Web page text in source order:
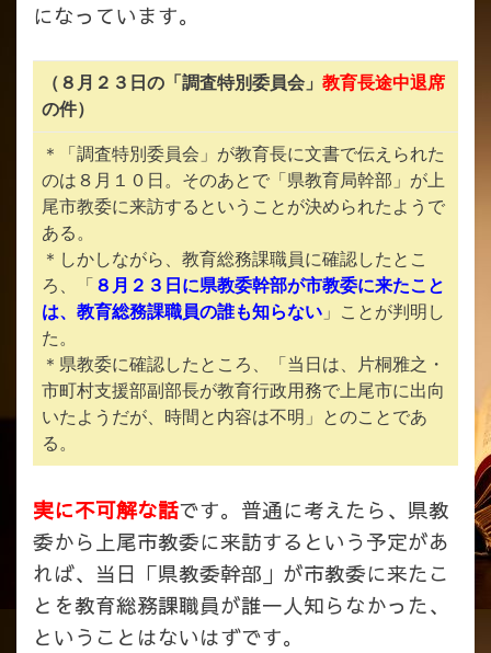
になっています。
（８月２３日の「調査特別委員会」 教育長途中退席
の件）
＊「調査特別委員会」が教育長に文書で伝えられた
のは８月１０日。そのあとで「県教育局幹部」が上
尾市教委に来訪するということが決められたようで
ある。
＊しかしながら、教育総務課職員に確認したとこ
ろ、「 ８月２３日に県教委幹部が市教委に来たこと
は、教育総務課職員の誰も知らない 」ことが判明し
た。
＊県教委に確認したところ、「当日は、片桐雅之・
市町村支援部副部長が教育行政用務で上尾市に出向
いたようだが、時間と内容は不明」とのことであ
る。
実に不可解な話です。普通に考えたら、県教
委から上尾市教委に来訪するという予定があ
れば、当日「県教委幹部」が市教委に来たこ
とを教育総務課職員が誰一人知らなかった、
ということはないはずです。